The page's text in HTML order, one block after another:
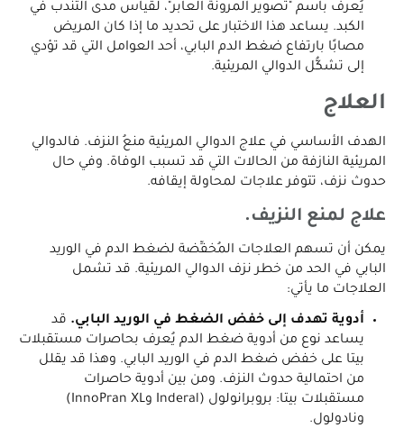
يُعرف باسم "تصوير المرونة العابر"، لقياس مدى التندب في
الكبد. يساعد هذا الاختبار على تحديد ما إذا كان المريض
مصابًا بارتفاع ضغط الدم البابي، أحد العوامل التي قد تؤدي
إلى تشكُّل الدوالي المريئية.
العلاج
الهدف الأساسي في علاج الدوالي المريئية منعُ النزف. فالدوالي
المريئية النازفة من الحالات التي قد تسبب الوفاة. وفي حال
حدوث نزف، تتوفر علاجات لمحاولة إيقافه.
علاج لمنع النزيف.
يمكن أن تسهم العلاجات المُخفِّضة لضغط الدم في الوريد
البابي في الحد من خطر نزف الدوالي المريئية. قد تشمل
العلاجات ما يأتي:
أدوية تهدف إلى خفض الضغط في الوريد البابي. قد
يساعد نوع من أدوية ضغط الدم يُعرف بحاصرات مستقبلات
بيتا على خفض ضغط الدم في الوريد البابي. وهذا قد يقلل
من احتمالية حدوث النزف. ومن بين أدوية حاصرات
مستقبلات بيتا: بروبرانولول (Inderal وInnoPran XL)
ونادولول.